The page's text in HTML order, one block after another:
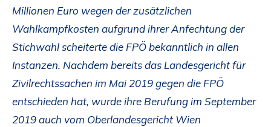
Millionen Euro wegen der zusätzlichen
Wahlkampfkosten aufgrund ihrer Anfechtung der
Stichwahl scheiterte die FPÖ bekanntlich in allen
Instanzen. Nachdem bereits das Landesgericht für
Zivilrechtssachen im Mai 2019 gegen die FPÖ
entschieden hat, wurde ihre Berufung im September
2019 auch vom Oberlandesgericht Wien